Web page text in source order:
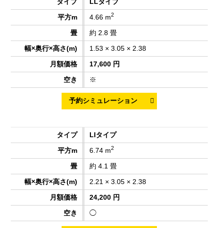
4.66 m2
約 2.8 畳
1.53 × 3.05 × 2.38
17,600 円
※
LIタイプ
6.74 m2
約 4.1 畳
2.21 × 3.05 × 2.38
24,200 円
◯